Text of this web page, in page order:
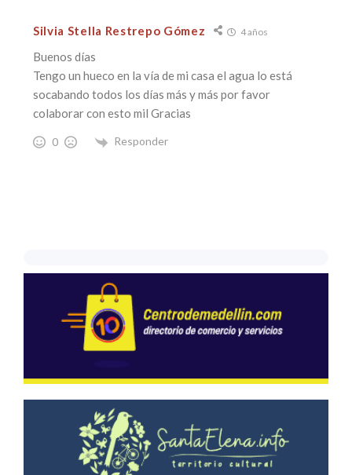
Silvia Stella Restrepo Gómez 4 años
Buenos días
Tengo un hueco en la vía de mi casa el agua lo está
socabando todos los días más y más por favor
colaborar con esto mil Gracias
0 Responder